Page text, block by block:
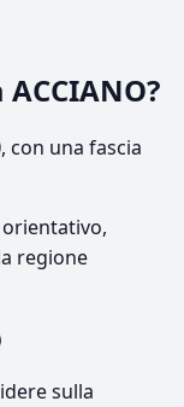
, con una fascia
regione
sulla